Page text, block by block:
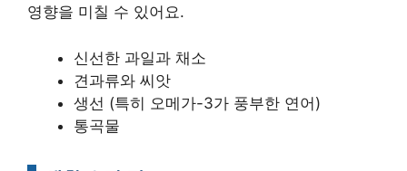
영향을 미칠 수 있어요.
신선한 과일과 채소
견과류와 씨앗
생선 (특히 오메가-3가 풍부한 연어)
통곡물